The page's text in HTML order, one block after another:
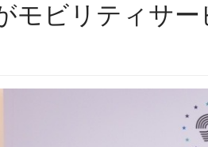
モビリティサー